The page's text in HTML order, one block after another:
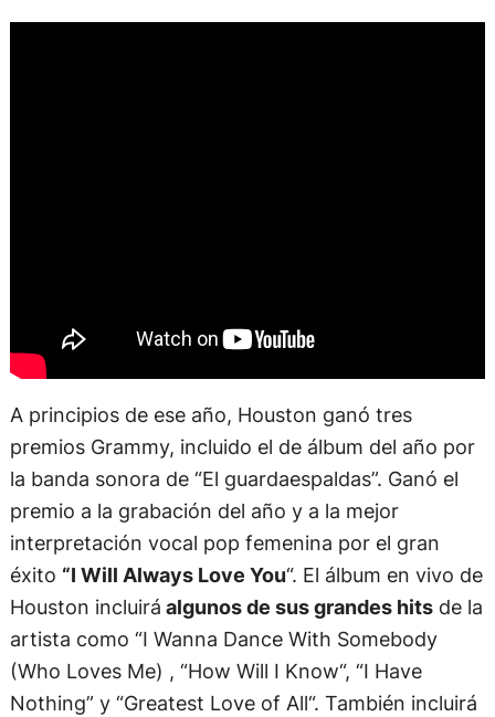
A principios de ese año, Houston ganó tres
premios Grammy, incluido el de álbum del año por
la banda sonora de “El guardaespaldas”. Ganó el
premio a la grabación del año y a la mejor
interpretación vocal pop femenina por el gran
éxito “I Will Always Love You“. El álbum en vivo de
Houston incluirá algunos de sus grandes hitsde la
artista como “I Wanna Dance With Somebody
(Who Loves Me) , “How Will I Know“, “I Have
Nothing” y “Greatest Love of All“. También incluirá